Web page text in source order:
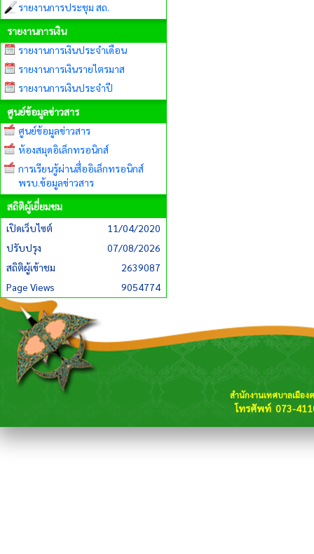
รายงานการประชุม สถ.
รายงานการเงิน
รายงานการเงินประจำเดือน
รายงานการเงินรายไตรมาส
รายงานการเงินประจำปี
ศูนย์ข้อมูลข่าวสาร
ศูนย์ข้อมูลข่าวสาร
ห้องสมุดอิเล็กทรอนิกส์
การเรียนรู้ผ่านสื่ออิเล็กทรอนิกส์
พรบ.ข้อมูลข่าวสาร
สถิติผู้เยี่ยมชม
เปิดเว็บไซต์
11/04/2020
ปรับปรุง
07/08/2026
สถิติผู้เข้าชม
2639087
Page Views
9054774
สำนักงานเทศบาลเมือ
โทรศัพท์ 073-